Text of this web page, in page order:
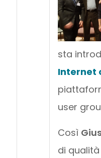
sta
Internet
user
Così
di